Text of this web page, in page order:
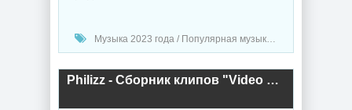
Музыка 2023 года / Популярная музыка / Рок - альтернативная музыка / Шансон музыка / Рэп - хип хоп музыка / Клипы - Концерты / Поп музыка
Philizz - Сборник клипов "Video YearMix" 2022 (2022) торрент